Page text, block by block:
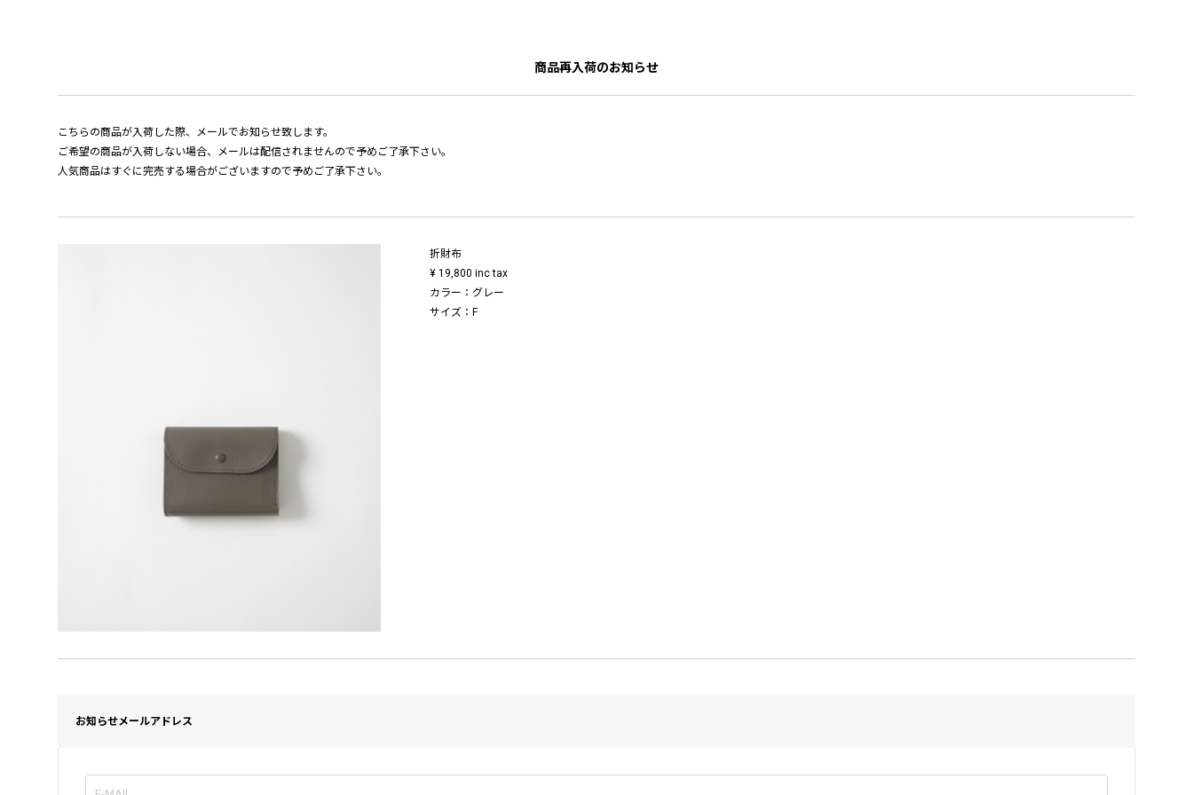
商品再入荷のお知らせ
こちらの商品が入荷した際、メールでお知らせ致します。
ご希望の商品が入荷しない場合、メールは配信されませんので予めご了承下さい。
人気商品はすぐに完売する場合がございますので予めご了承下さい。
折財布
¥ 19,800 inc tax
カラー：グレー
サイズ：F
お知らせメールアドレス